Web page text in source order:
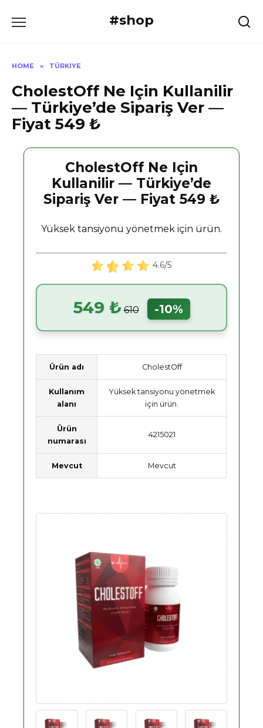
#shop
HOME » TÜRKIYE
CholestOff Ne Için Kullanilir
— Türkiye’de Sipariş Ver —
Fiyat 549 ₺
CholestOff Ne Için
Kullanilir — Türkiye’de
Sipariş Ver — Fiyat 549 ₺
Yüksek tansiyonu yönetmek için ürün.
4.6/5
549 ₺ 610 -10%
Ürün adı CholestOff
Kullanım
alanı
Yüksek tansiyonu yönetmek
için ürün.
Ürün
numarası
4215021
Mevcut Mevcut